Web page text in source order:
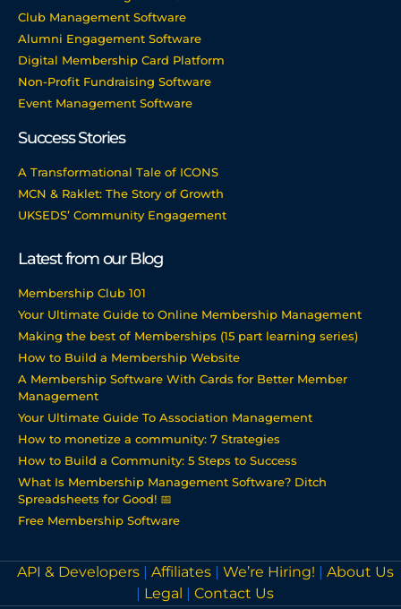
Club Management Software
Alumni Engagement Software
Digital Membership Card Platform
Non-Profit Fundraising Software
Event Management Software
Success Stories
A Transformational Tale of ICONS
MCN & Raklet: The Story of Growth
UKSEDS’ Community Engagement
Latest from our Blog
Membership Club 101
Your Ultimate Guide to Online Membership Management
Making the best of Memberships (15 part learning series)
How to Build a Membership Website
A Membership Software With Cards for Better Member
Management
Your Ultimate Guide To Association Management
How to monetize a community: 7 Strategies
How to Build a Community: 5 Steps to Success
What Is Membership Management Software? Ditch
Spreadsheets for Good! 📅
Free Membership Software
API & Developers | Affiliates | We’re Hiring! | About Us
| Legal | Contact Us